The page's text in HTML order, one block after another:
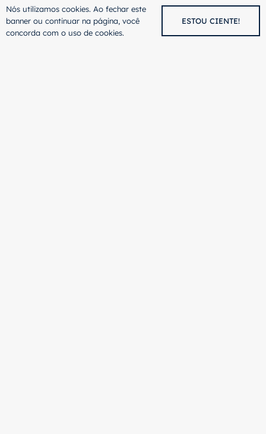
COOPERAÇÃO JURÍDICA INTERNACIONAL,
DIREITO INTERNACIONAL
Nós utilizamos cookies. Ao fechar este
banner ou continuar na página, você
concorda com o uso de cookies.
ESTOU CIENTE!